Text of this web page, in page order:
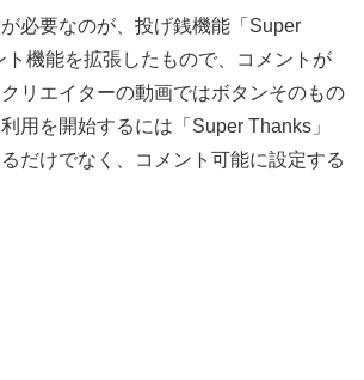
必要なのが、投げ銭機能「Super
機能を拡張したもので、コメントが
リエイターの動画ではボタンそのもの
用を開始するには「Super Thanks」
だけでなく、コメント可能に設定する